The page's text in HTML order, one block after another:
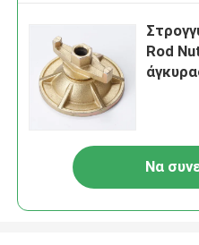
Rod
Να